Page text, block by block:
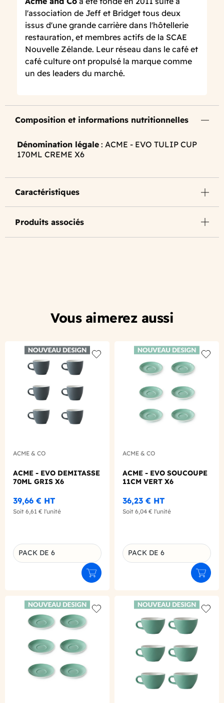
l'association de Jeff et Bridget tous deux
issus d'une grande carrière dans l'hôtellerie
restauration, et membres actifs de la SCAE
Nouvelle Zélande. Leur réseau dans le café et
café culture ont propulsé la marque comme
un des leaders du marché.
Composition et informations nutritionnelles
Dénomination légale : ACME - EVO TULIP CUP
170ML CREME X6
Caractéristiques
Produits associés
Vous aimerez aussi
Add to wishlist
ACME & CO
ACME - EVO DEMITASSE
70ML GRIS X6
39,66 € HT
Soit 6,61 € l'unité
Déclinaison du produit
PACK DE 6
Ajouter au panier
ACME & CO
ACME - EVO SOUCOUPE
11CM VERT X6
36,23 € HT
Soit 6,04 € l'unité
Déclinaison du produit
PACK DE 6
Add to wishlist